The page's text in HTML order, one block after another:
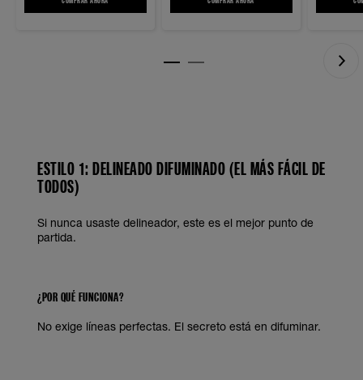
ESTILO 1: DELINEADO DIFUMINADO (EL MÁS FÁCIL DE
TODOS)
Si nunca usaste delineador, este es el mejor punto de
partida.
¿POR QUÉ FUNCIONA?
No exige líneas perfectas. El secreto está en difuminar.